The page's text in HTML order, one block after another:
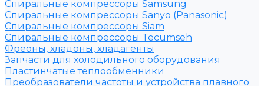
Спиральные компрессоры Samsung
Спиральные компрессоры Sanyo (Panasonic)
Спиральные компрессоры Siam
Спиральные компрессоры Tecumseh
Фреоны, хладоны, хладагенты
Запчасти для холодильного оборудования
Пластинчатые теплообменники
Преобразователи частоты и устройства плавного